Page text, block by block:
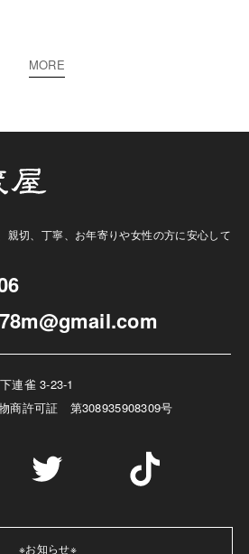
MORE
親切、丁寧、お年寄りや女性の方に安心して
連雀 3-23-1
商許可証 第308935908309号
※お知らせ※